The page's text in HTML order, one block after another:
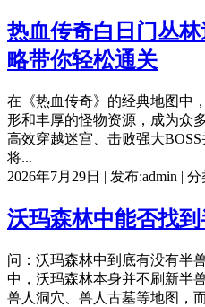
热血传奇白日门丛
略带你轻松通关
在《热血传奇》的经典地图中
形和丰厚的怪物资源，成为众
高效穿越迷宫、击败强大
将...
2026年7月29日 | 发布:admin |
沃玛森林中能否找
问：沃玛森林中到底有没有半
中，沃玛森林本身并不刷新半
兽人洞穴、兽人古墓等地图，